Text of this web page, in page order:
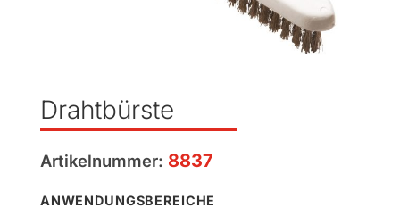
Drahtbürste
Artikelnummer: 8837
ANWENDUNGSBEREICHE